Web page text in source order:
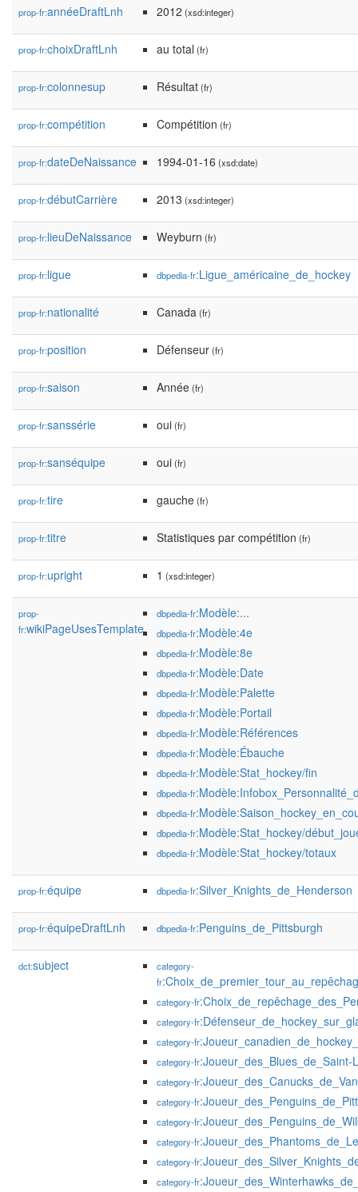
prop-fr:annéeDraftLnh 2012 (xsd:integer)
prop-fr:choixDraftLnh au total (fr)
prop-fr:colonnesup Résultat(fr)
prop-fr:compétition Compétition (fr)
prop-fr:dateDeNaissance 1994-01-16 (xsd:date)
prop-fr:débutCarrière 2013 (xsd:integer)
prop-fr:lieuDeNaissance Weyburn (fr)
prop-fr:ligue dbpedia-fr:Ligue_américaine_de_hockey
prop-fr:nationalité Canada(fr)
prop-fr:position Défenseur(fr)
prop-fr:saison Année(fr)
prop-fr:sanssérie oui(fr)
prop-fr:sanséquipe oui(fr)
prop-fr:tire gauche(fr)
prop-fr:titre Statistiques par compétition (fr)
prop-fr:upright 1 (xsd:integer)
prop-
fr:wikiPageUsesTemplate
dbpedia-fr:Modèle:...
dbpedia-fr:Modèle:4e
dbpedia-fr:Modèle:8e
dbpedia-fr:Modèle:Date
dbpedia-fr:Modèle:Palette
dbpedia-fr:Modèle:Portail
dbpedia-fr:Modèle:Références
dbpedia-fr:Modèle:Ébauche
dbpedia-fr:Modèle:Stat_hockey/fin
dbpedia-fr
dbpedia-fr
dbpedia-fr:Modèle:Stat_hockey/
dbpedia-fr:Modèle:Stat_hockey/totaux
prop-fr:équipe dbpedia-fr:Silver_Knights_de_Henderson
prop-fr:équipeDraftLnh dbpedia-fr:Penguins_de_Pittsburgh
dct:subject
category-
fr
category-fr
category-fr
category-fr
category-fr:Joueur_des_Blues_de_Saint-
category-fr
category-fr
category-fr
category-fr
category-fr
category-fr